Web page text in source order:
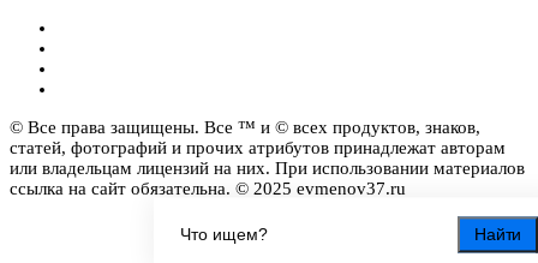
Найти
© Все права защищены. Все ™ и © всех продуктов, знаков,
статей, фотографий и прочих атрибутов принадлежат авторам
или владельцам лицензий на них. При использовании материалов
ссылка на сайт обязательна. © 2025 evmenov37.ru